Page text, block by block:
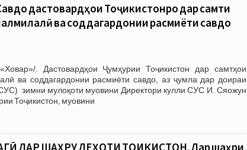
дастовардҳои Тоҷикистонро дар самти
ва соддагардонии расмиёти савдо
. Дастовардҳои Ҷумҳурии Тоҷикистон дар самтҳои
ва соддагардонии расмиёти савдо, аз ҷумла дар доираи
зимни мулоқоти муовини Директори кулли СУС И. Сяожун
Тоҷикистон, муовини
ДАР ШАҲРУ ДЕҲОТИ ТОҶИКИСТОН. Дар шаҳри